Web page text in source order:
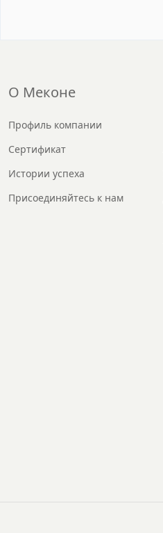
О Меконе
Профиль компании
Сертификат
Истории успеха
Присоединяйтесь к нам